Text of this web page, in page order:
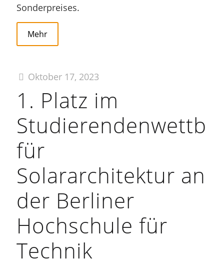
Sonderpreises.
Mehr
Oktober 17, 2023
1. Platz im
für
Solararchitektur an
der Berliner
Hochschule für
Technik